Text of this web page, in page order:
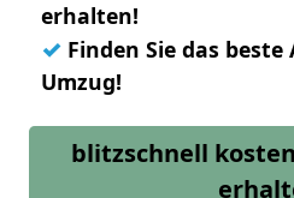
erhalten!
✓ Finden Sie das
Umzug!
blitzschnell